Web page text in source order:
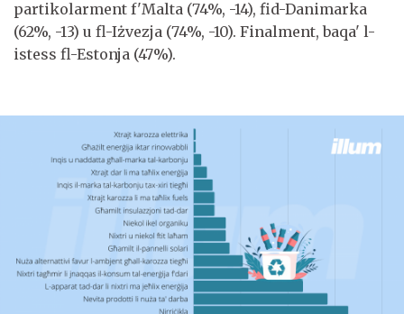
partikolarment f'Malta (74%, -14), fid-Danimarka
(62%, -13) u fl-Iżvezja (74%, -10). Finalment, baqa' l-
istess fl-Estonja (47%).